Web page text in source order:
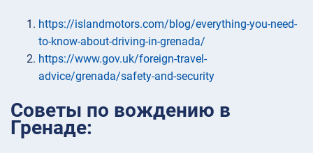
https://islandmotors.com/blog/everything-you-need-
to-know-about-driving-in-grenada/
https://www.gov.uk/foreign-travel-
advice/grenada/safety-and-security
Советы по вождению в
Гренаде: